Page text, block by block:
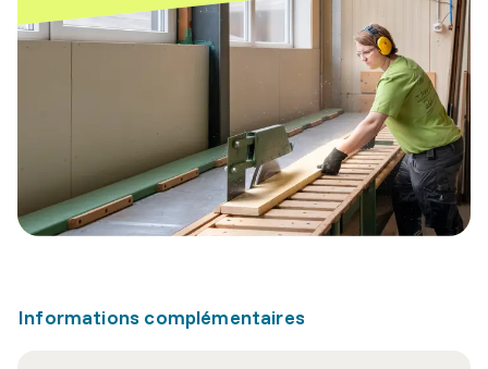
Informations complémentaires